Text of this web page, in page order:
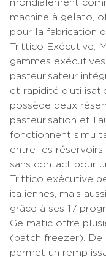
mondialement
machine à gelato,
pour la fabrication
Trittico Exécutive,
gammes
pasteurisateur
et rapidité
possède deux
pasteurisation et
fonctionnent
entre les
sans contact pour
Trittico exécutive
italiennes, mais
grâce à ses 17
Gelmatic offre
(batch freezer). De
permet un